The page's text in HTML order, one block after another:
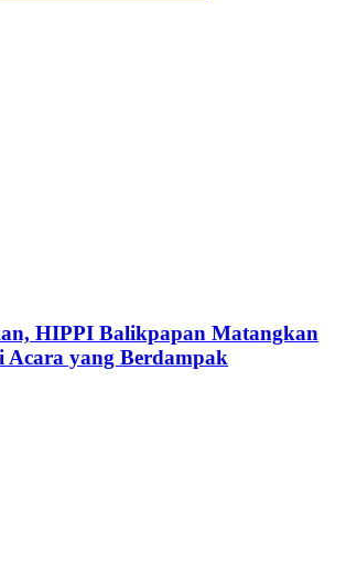
HIPPI Balikpapan Matangkan
Acara yang Berdampak